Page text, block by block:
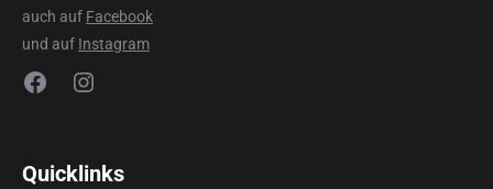
auch auf Facebook
und auf Instagram
FacebookInstagram
Quicklinks